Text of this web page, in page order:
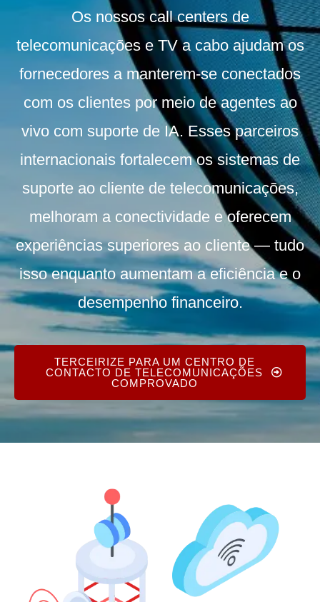
Os nossos call centers de
telecomunicações e TV a cabo ajudam os
fornecedores a manterem-se conectados
com os clientes por meio de agentes ao
vivo com suporte de IA. Esses parceiros
internacionais fortalecem os sistemas de
suporte ao cliente de telecomunicações,
melhoram a conectividade e oferecem
experiências superiores ao cliente — tudo
isso enquanto aumentam a eficiência e o
desempenho financeiro.
TERCEIRIZE PARA UM CENTRO DE
CONTACTO DE TELECOMUNICAÇÕES
COMPROVADO